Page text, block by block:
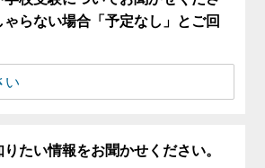
ゃらない場合「予定なし」とご回
りたい情報をお聞かせください。